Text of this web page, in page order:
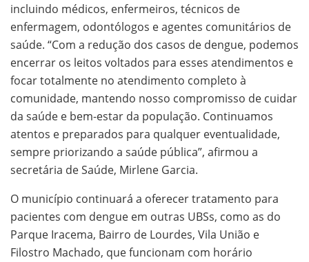
incluindo médicos, enfermeiros, técnicos de
enfermagem, odontólogos e agentes comunitários de
saúde. “Com a redução dos casos de dengue, podemos
encerrar os leitos voltados para esses atendimentos e
focar totalmente no atendimento completo à
comunidade, mantendo nosso compromisso de cuidar
da saúde e bem-estar da população. Continuamos
atentos e preparados para qualquer eventualidade,
sempre priorizando a saúde pública”, afirmou a
secretária de Saúde, Mirlene Garcia.
O município continuará a oferecer tratamento para
pacientes com dengue em outras UBSs, como as do
Parque Iracema, Bairro de Lourdes, Vila União e
Filostro Machado, que funcionam com horário